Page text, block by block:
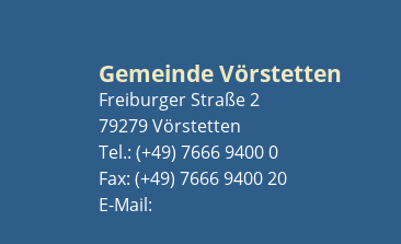
Gemeinde Vörstetten
Freiburger Straße 2
79279 Vörstetten
Tel.: (+49) 7666 9400 0
Fax: (+49) 7666 9400 20
E-Mail: